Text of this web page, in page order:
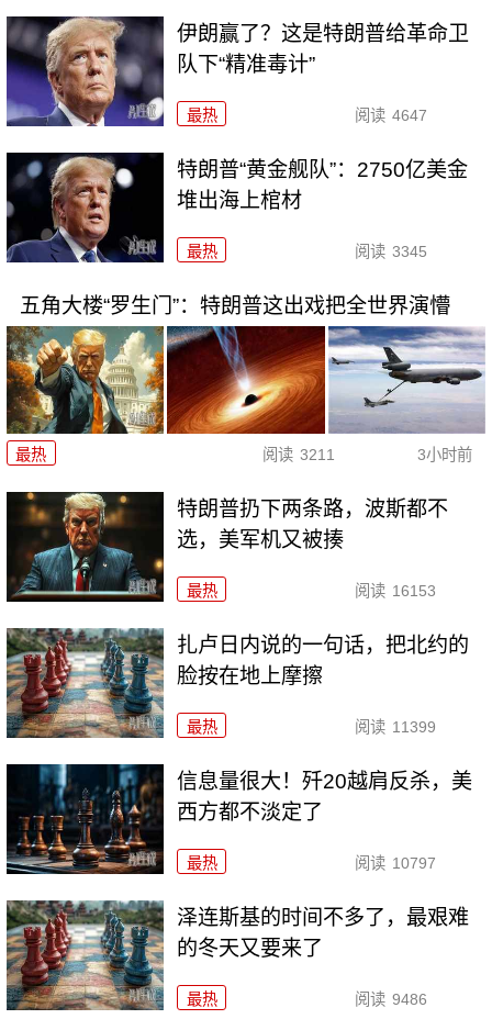
伊朗赢了？这是特朗普给革命卫
队下“精准毒计”
最热 阅读 4647
特朗普“黄金舰队”：2750亿美金
堆出海上棺材
最热 阅读 3345
五角大楼“罗生门”：特朗普这出戏把全世界演懵
最热 阅读 3211 3小时前
特朗普扔下两条路，波斯都不
选，美军机又被揍
最热 阅读 16153
扎卢日内说的一句话，把北约的
脸按在地上摩擦
最热 阅读 11399
信息量很大！歼20越肩反杀，美
西方都不淡定了
最热 阅读 10797
泽连斯基的时间不多了，最艰难
的冬天又要来了
最热 阅读 9486